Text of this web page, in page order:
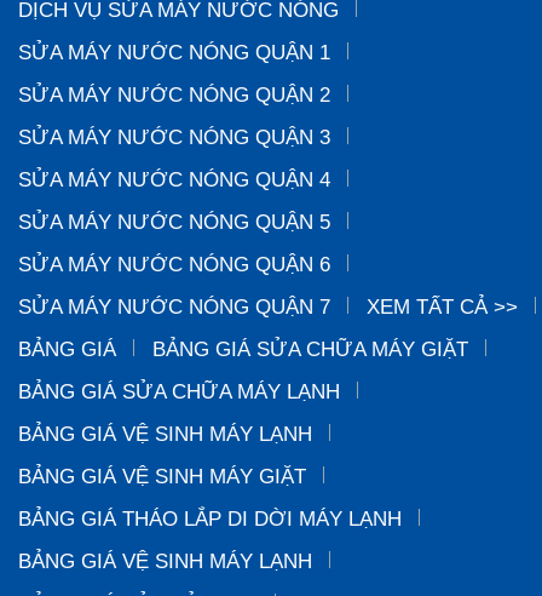
DỊCH VỤ SỬA MÁY NƯỚC NÓNG
SỬA MÁY NƯỚC NÓNG QUẬN 1
SỬA MÁY NƯỚC NÓNG QUẬN 2
SỬA MÁY NƯỚC NÓNG QUẬN 3
SỬA MÁY NƯỚC NÓNG QUẬN 4
SỬA MÁY NƯỚC NÓNG QUẬN 5
SỬA MÁY NƯỚC NÓNG QUẬN 6
SỬA MÁY NƯỚC NÓNG QUẬN 7
XEM TẤT CẢ >>
BẢNG GIÁ
BẢNG GIÁ SỬA CHỮA MÁY GIẶT
BẢNG GIÁ SỬA CHỮA MÁY LẠNH
BẢNG GIÁ VỆ SINH MÁY LẠNH
BẢNG GIÁ VỆ SINH MÁY GIẶT
BẢNG GIÁ THÁO LẮP DI DỜI MÁY LẠNH
BẢNG GIÁ VỆ SINH MÁY LẠNH